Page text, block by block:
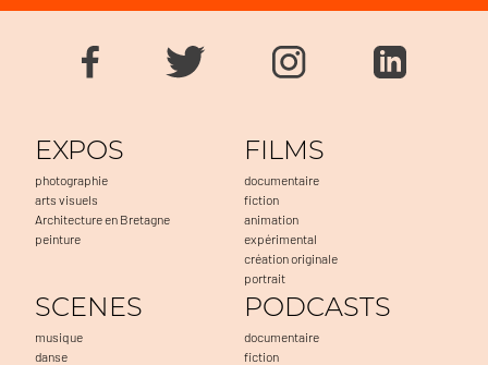
EXPOS
photographie
arts visuels
Architecture en Bretagne
peinture
FILMS
documentaire
fiction
animation
expérimental
création originale
portrait
SCENES
musique
danse
PODCASTS
documentaire
fiction